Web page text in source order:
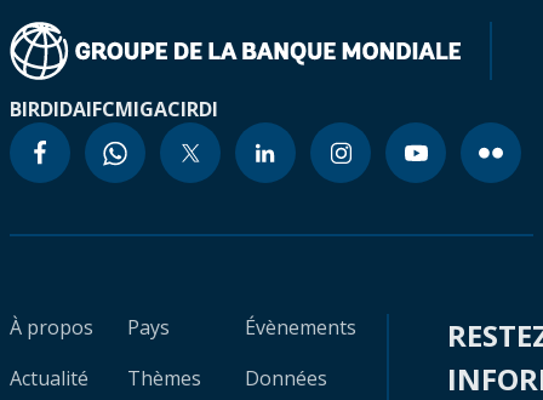
BIRDIDAIFCMIGACIRDI
À propos
Actualité
Pays
Thèmes
Évènements
Données